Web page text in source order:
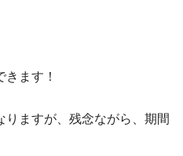
ます！
ますが、残念ながら、期間